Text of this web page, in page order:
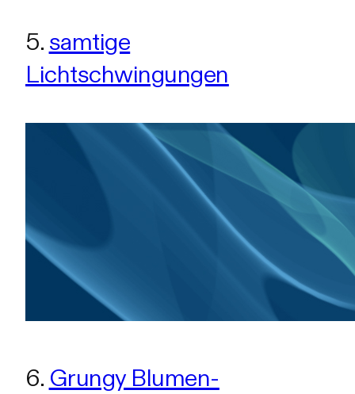
5. samtige
Lichtschwingungen
6. Grungy Blumen-